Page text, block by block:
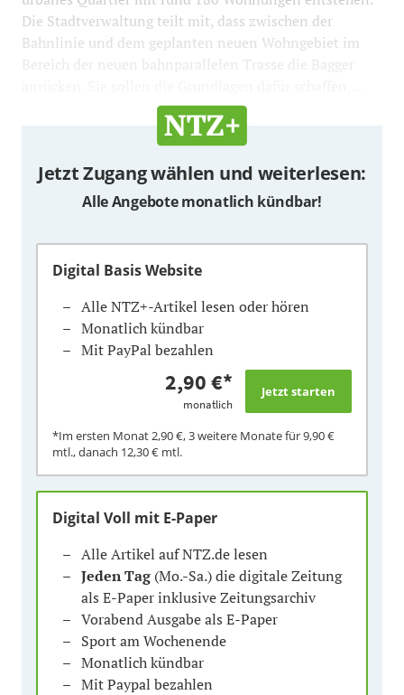
Die Stadtverwaltung teilt mit, dass zwischen der
Bahnlinie und dem geplanten neuen Wohngebiet im
Bereich der neuen bahnparallelen Trasse die Bagger
Jetzt Zugang wählen und weiterlesen:
Alle Angebote monatlich kündbar!
Digital Basis Website
Alle NTZ+-Artikel lesen oder hören
Monatlich kündbar
Mit PayPal bezahlen
2,90 €*
monatlich
*Im ersten Monat2,90 €, 3 weitere Monate für9,90 €
mtl., danach 12,30 € mtl.
Digital Voll mit E-Paper
Alle Artikel auf NTZ.de lesen
Jeden Tag(Mo.-Sa.) die digitale Zeitung
als E-Paper inklusive Zeitungsarchiv
Vorabend Ausgabe als E-Paper
Sport am Wochenende
Monatlich kündbar
Mit Paypal bezahlen